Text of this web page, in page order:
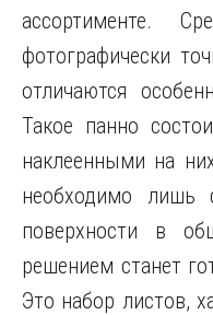
ассортименте.
фотографически
отличаются
Такое панно
наклеенными на
необходимо лишь
поверхности в
решением станет
Это набор листов,